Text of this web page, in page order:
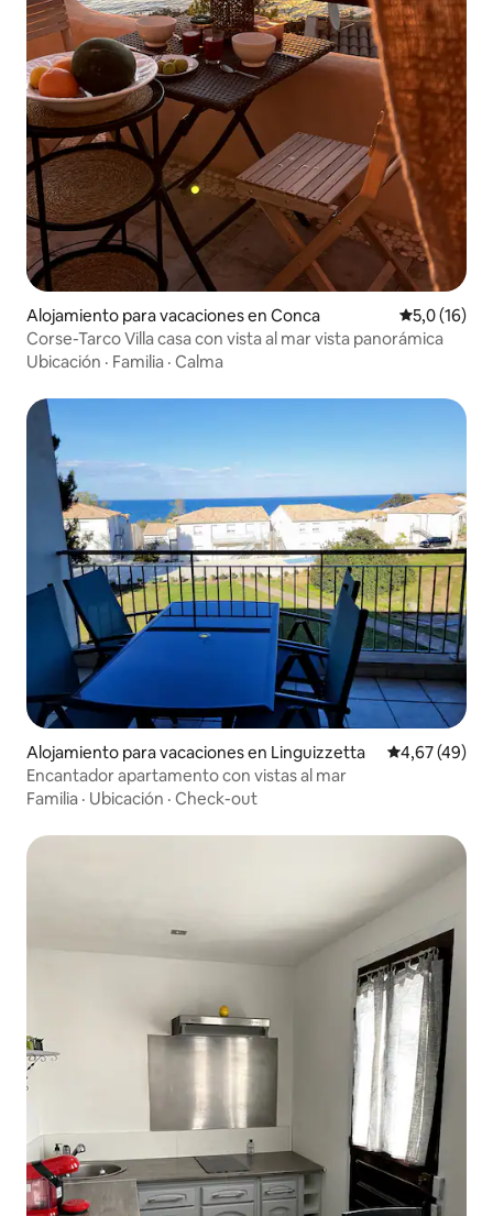
Alojamiento para vacaciones en Conca Calificación
5,0 (16)
Corse-Tarco Villa casa con vista al mar vista panorámica
Ubicación · Familia · Calma
Alojamiento para vacaciones en Linguizzetta Calificación
4,67 (49)
Encantador apartamento con vistas al mar
Familia · Ubicación · Check-out